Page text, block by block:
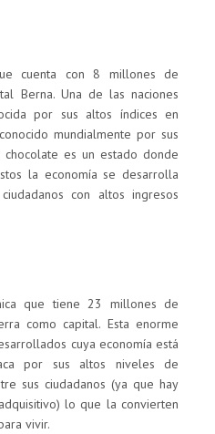
cuenta con 8 millones de
Berna. Una de las naciones
por sus altos índices en
mundialmente por sus
es un estado donde
la economía se desarrolla
con altos ingresos
que tiene 23 millones de
como capital. Esta enorme
cuya economía está
por sus altos niveles de
sus ciudadanos (ya que hay
lo que la convierten
vivir.